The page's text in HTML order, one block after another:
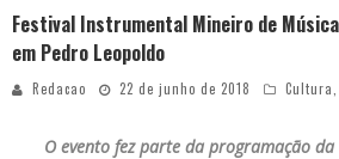
Festival Instrumental Mineiro de
em Pedro Leopoldo
Redacao 22 de junho de 2018 Cultura
O evento fez parte da programação